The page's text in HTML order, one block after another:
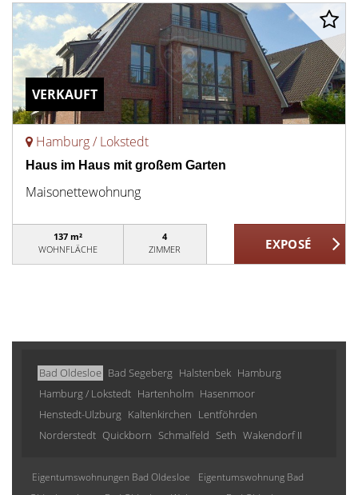
VERKAUFT
Hamburg / Lokstedt
Haus im Haus mit großem Garten
Maisonettewohnung
137 m²
WOHNFLÄCHE
4
ZIMMER
Bad Oldesloe Bad Segeberg Halstenbek Hamburg
Hamburg / Lokstedt Hartenholm Hasenmoor
Henstedt-Ulzburg Kaltenkirchen Lentföhrden
Norderstedt Quickborn Schmalfeld Seth Wakendorf II
Eigentumswohnungen Bad Oldesloe
Eigentumswohnung Bad